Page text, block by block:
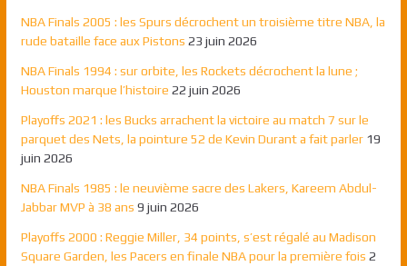
NBA Finals 2005 : les Spurs décrochent un troisième titre NBA, la
rude bataille face aux Pistons 23 juin 2026
NBA Finals 1994 : sur orbite, les Rockets décrochent la lune ;
Houston marque l’histoire 22 juin 2026
Playoffs 2021 : les Bucks arrachent la victoire au match 7 sur le
parquet des Nets, la pointure 52 de Kevin Durant a fait parler 19
juin 2026
NBA Finals 1985 : le neuvième sacre des Lakers, Kareem Abdul-
Jabbar MVP à 38 ans 9 juin 2026
Playoffs 2000 : Reggie Miller, 34 points, s’est régalé au Madison
Square Garden, les Pacers en finale NBA pour la première fois 2